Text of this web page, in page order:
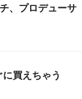
、プロデューサ
買えちゃう